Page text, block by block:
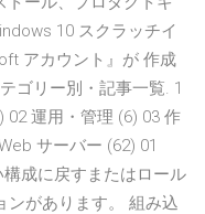
10 スクラッチイ
アカウント』が 作成
ゴリー別・記事一覧. 1
02 運用・管理 (6) 03 作
サーバー (62) 01
成に戻すまたはロール
ンがあります。 組み込